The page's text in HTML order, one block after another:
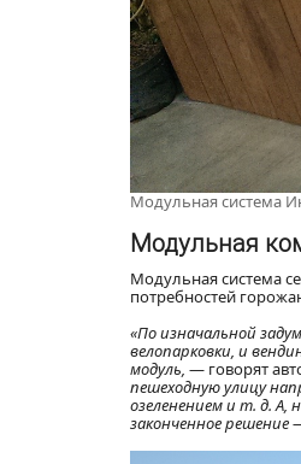
Модульная система
Модульная
Модульная система
потребностей
«По изначальной
велопарковки, и
модуль, — говорят
пешеходную улицу
озеленением и т. д. А,
законченное решение